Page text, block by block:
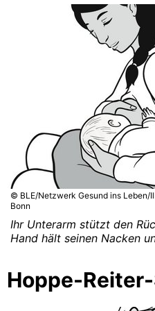
© BLE/Netzwerk Gesund ins Leben/
Bonn
Ihr Unterarm stützt den
Hand hält seinen Nacken
Hoppe-